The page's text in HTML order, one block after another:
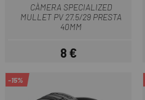
CÀMERA SPECIALIZED
MULLET PV 27.5/29 PRESTA
40MM
Preu
8 €
-15%